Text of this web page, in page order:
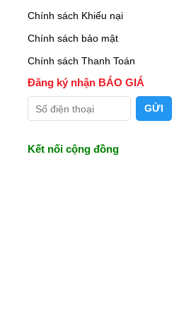
Chính sách Khiếu nại
Chính sách bảo mật
Chính sách Thanh Toán
Đăng ký nhận BÁO GIÁ
Kết nối cộng đồng